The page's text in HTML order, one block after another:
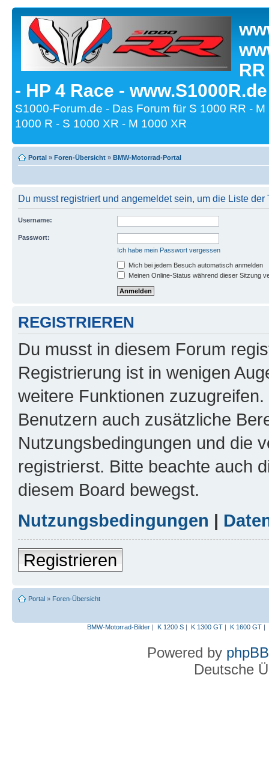
- HP 4 Race -
S1000-Forum.de - Das Forum für S 1000 RR -
1000 R - S 1000 XR - M 1000 XR
Portal » Foren-Übersicht » BMW-Motorrad-Portal
Du musst registriert und angemeldet sein, um die Liste
Username:
Passwort:
Ich habe mein Passwort vergessen
Mich bei jedem Besuch automatisch anmelden
Meinen Online-Status während dieser Sitzung
REGISTRIEREN
Du musst in diesem Forum
Registrierung ist in wenigen
weitere Funktionen
Benutzern auch zusätzliche
Nutzungsbedingungen und die
registrierst. Bitte beachte auch
diesem Board bewegst.
Nutzungsbedingungen |
Registrieren
Portal » Foren-Übersicht
BMW-Motorrad-Bilder| K 1200 S| K 1300 GT| K 1600 GT|
Powered by phpBB
Deutsche